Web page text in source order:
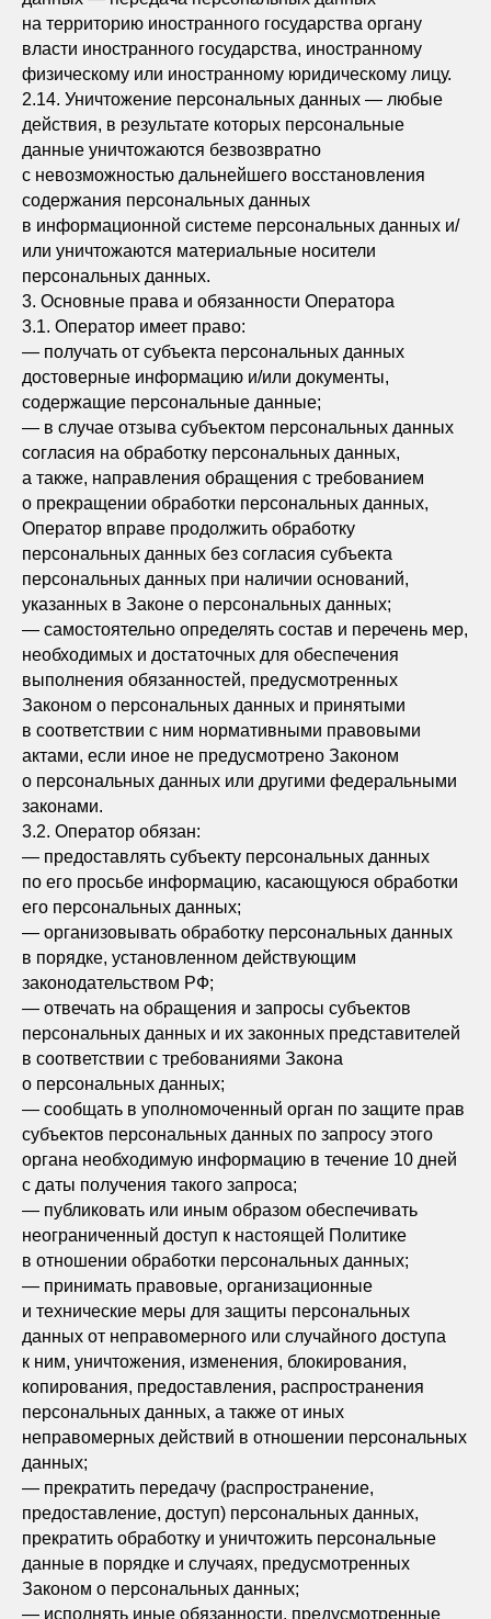
на территорию иностранного государства органу
власти иностранного государства, иностранному
физическому или иностранному юридическому лицу.
2.14. Уничтожение персональных данных — любые
действия, в результате которых персональные
данные уничтожаются безвозвратно
с невозможностью дальнейшего восстановления
содержания персональных данных
в информационной системе персональных данных и/
или уничтожаются материальные носители
персональных данных.
3. Основные права и обязанности Оператора
3.1. Оператор имеет право:
— получать от субъекта персональных данных
достоверные информацию и/или документы,
содержащие персональные данные;
— в случае отзыва субъектом персональных данных
согласия на обработку персональных данных,
а также, направления обращения с требованием
о прекращении обработки персональных данных,
Оператор вправе продолжить обработку
персональных данных без согласия субъекта
персональных данных при наличии оснований,
указанных в Законе о персональных данных;
— самостоятельно определять состав и перечень мер,
необходимых и достаточных для обеспечения
выполнения обязанностей, предусмотренных
Законом о персональных данных и принятыми
в соответствии с ним нормативными правовыми
актами, если иное не предусмотрено Законом
о персональных данных или другими федеральными
законами.
3.2. Оператор обязан:
— предоставлять субъекту персональных данных
по его просьбе информацию, касающуюся обработки
его персональных данных;
— организовывать обработку персональных данных
в порядке, установленном действующим
законодательством РФ;
— отвечать на обращения и запросы субъектов
персональных данных и их законных представителей
в соответствии с требованиями Закона
о персональных данных;
— сообщать в уполномоченный орган по защите прав
субъектов персональных данных по запросу этого
органа необходимую информацию в течение 10 дней
с даты получения такого запроса;
— публиковать или иным образом обеспечивать
неограниченный доступ к настоящей Политике
в отношении обработки персональных данных;
— принимать правовые, организационные
и технические меры для защиты персональных
данных от неправомерного или случайного доступа
к ним, уничтожения, изменения, блокирования,
копирования, предоставления, распространения
персональных данных, а также от иных
неправомерных действий в отношении персональных
данных;
— прекратить передачу (распространение,
предоставление, доступ) персональных данных,
прекратить обработку и уничтожить персональные
данные в порядке и случаях, предусмотренных
Законом о персональных данных;
— исполнять иные обязанности, предусмотренные